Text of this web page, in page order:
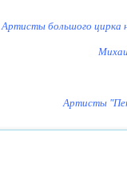
Артисты большого цирка
Артисты